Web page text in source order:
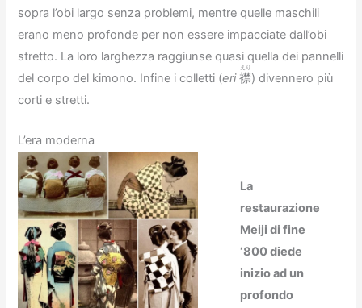
sopra l’obi largo senza problemi, mentre quelle maschili
erano meno profonde per non essere impacciate dall’obi
stretto. La loro larghezza raggiunse quasi quella dei pannelli
del corpo del kimono. Infine i colletti (eri 襟
えり
) divennero più
corti e stretti.
L’era moderna
La
restaurazione
Meiji di fine
‘800 diede
inizio ad un
profondo